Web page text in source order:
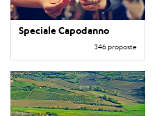
Speciale Capodanno
346 proposte